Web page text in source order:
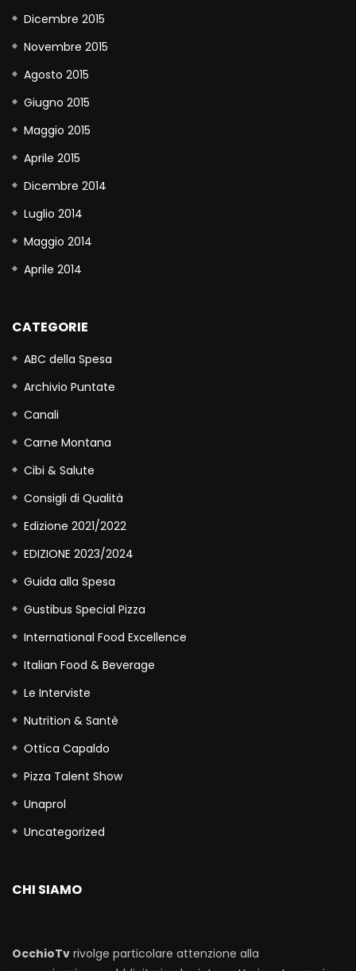
Dicembre 2015
Novembre 2015
Agosto 2015
Giugno 2015
Maggio 2015
Aprile 2015
Dicembre 2014
Luglio 2014
Maggio 2014
Aprile 2014
CATEGORIE
ABC della Spesa
Archivio Puntate
Canali
Carne Montana
Cibi & Salute
Consigli di Qualità
Edizione 2021/2022
EDIZIONE 2023/2024
Guida alla Spesa
Gustibus Special Pizza
International Food Excellence
Italian Food & Beverage
Le Interviste
Nutrition & Santè
Ottica Capaldo
Pizza Talent Show
Unaprol
Uncategorized
CHI SIAMO
OcchioTv rivolge particolare attenzione alla